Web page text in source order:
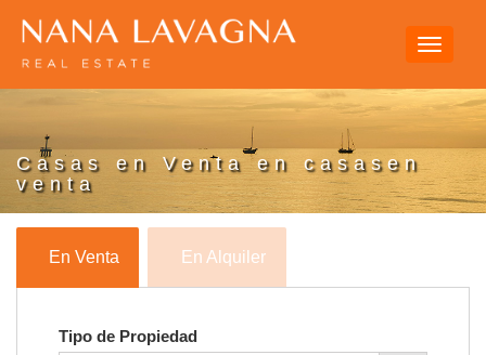
Toggle
Casas en Venta en casasen
venta
En Venta En Alquiler
Tipo de Propiedad